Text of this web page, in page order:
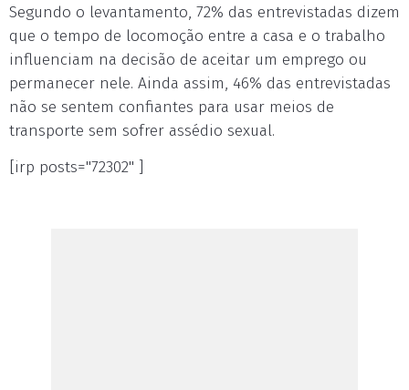
Segundo o levantamento, 72% das entrevistadas dizem
que o tempo de locomoção entre a casa e o trabalho
influenciam na decisão de aceitar um emprego ou
permanecer nele. Ainda assim, 46% das entrevistadas
não se sentem confiantes para usar meios de
transporte sem sofrer assédio sexual.
[irp posts="72302" ]